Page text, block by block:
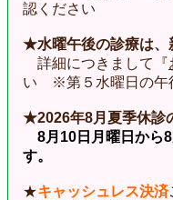
認ください
★水曜午後の診療は、
詳細につきまして『
い ※第５水曜日の午
★2026年8月夏季休診
8月10日月曜日から8
す。
★キャッシュレス決済